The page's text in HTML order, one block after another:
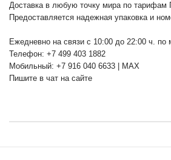
Доставка в любую точку мира по
Предоставляется надежная упаковка и
Ежедневно на связи с 10:00 до 22:00 ч. по
Телефон: +7 499 403 1882
Мобильный: +7 916 040 6633 | MAX
Пишите в чат на сайте